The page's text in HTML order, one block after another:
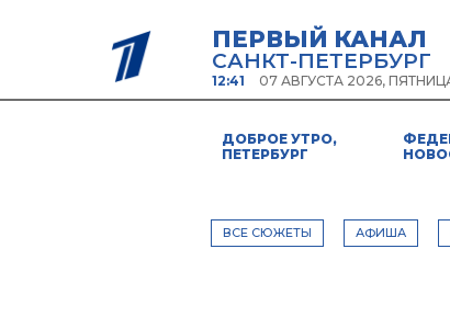
ПЕРВЫЙ КАНАЛ
САНКТ-ПЕТЕРБУРГ
12:41 07 АВГУСТА 2026,
ДОБРОЕ УТРО,
ПЕТЕРБУРГ
ВСЕ СЮЖЕТЫ АФИША